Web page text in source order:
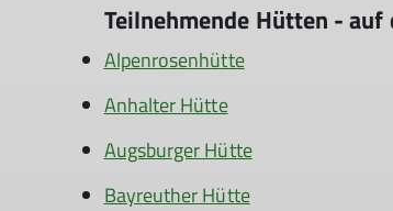
Teilnehmende Hütten -
Alpenrosenhütte
Anhalter Hütte
Augsburger Hütte
Bayreuther Hütte